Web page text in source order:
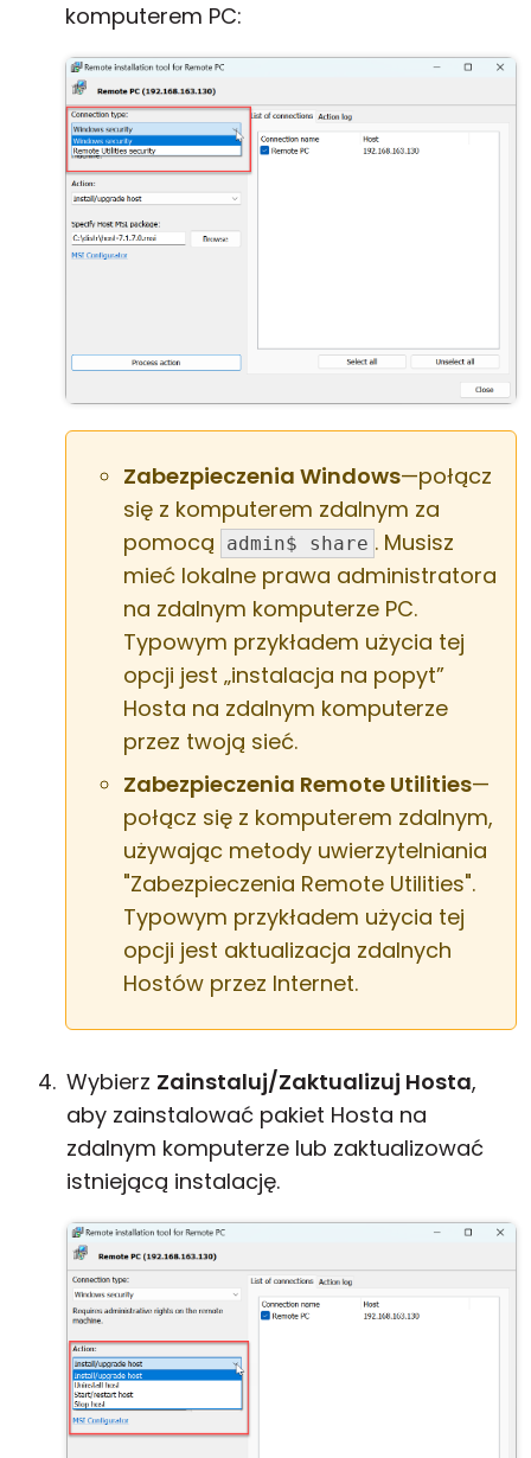
komputerem PC:
Zabezpieczenia Windows—połącz
się z komputerem zdalnym za
pomocą
admin$ share . Musisz
mieć lokalne prawa administratora
na zdalnym komputerze PC.
Typowym przykładem użycia tej
opcji jest „instalacja na popyt”
Hosta na zdalnym komputerze
przez twoją sieć.
Zabezpieczenia Remote Utilities—
połącz się z komputerem zdalnym,
używając metody uwierzytelniania
"Zabezpieczenia Remote Utilities".
Typowym przykładem użycia tej
opcji jest aktualizacja zdalnych
Hostów przez Internet.
Wybierz Zainstaluj/Zaktualizuj Hosta,
aby zainstalować pakiet Hosta na
zdalnym komputerze lub zaktualizować
istniejącą instalację.